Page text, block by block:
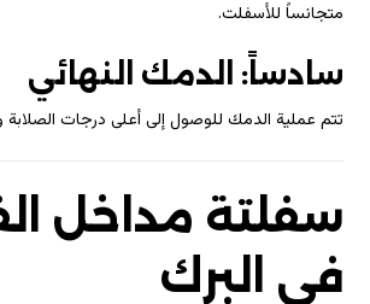
متجانساً للأسفلت.
سادساً: الدمك النهائي
تتم عملية الدمك للوصول إلى أعلى درجات الصلابة
سفلتة مداخل
في البرك